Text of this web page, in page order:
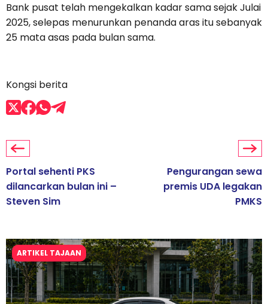
Bank pusat telah mengekalkan kadar sama sejak Julai
2025, selepas menurunkan penanda aras itu sebanyak
25 mata asas pada bulan sama.
Kongsi berita
Portal sehenti PKS
dilancarkan bulan ini –
Steven Sim
Pengurangan sewa
premis UDA legakan
PMKS
ARTIKEL TAJAAN